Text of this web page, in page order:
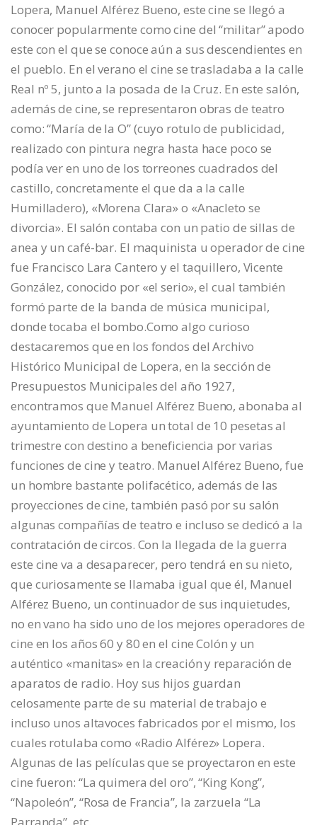
Lopera, Manuel Alférez Bueno, este cine se llegó a
conocer popularmente como cine del “militar” apodo
este con el que se conoce aún a sus descendientes en
el pueblo. En el verano el cine se trasladaba a la calle
Real nº 5, junto a la posada de la Cruz. En este salón,
además de cine, se representaron obras de teatro
como: “María de la O” (cuyo rotulo de publicidad,
realizado con pintura negra hasta hace poco se
podía ver en uno de los torreones cuadrados del
castillo, concretamente el que da a la calle
Humilladero), «Morena Clara» o «Anacleto se
divorcia». El salón contaba con un patio de sillas de
anea y un café-bar. El maquinista u operador de cine
fue Francisco Lara Cantero y el taquillero, Vicente
González, conocido por «el serio», el cual también
formó parte de la banda de música municipal,
donde tocaba el bombo.Como algo curioso
destacaremos que en los fondos del Archivo
Histórico Municipal de Lopera, en la sección de
Presupuestos Municipales del año 1927,
encontramos que Manuel Alférez Bueno, abonaba al
ayuntamiento de Lopera un total de 10 pesetas al
trimestre con destino a beneficiencia por varias
funciones de cine y teatro. Manuel Alférez Bueno, fue
un hombre bastante polifacético, además de las
proyecciones de cine, también pasó por su salón
algunas compañías de teatro e incluso se dedicó a la
contratación de circos. Con la llegada de la guerra
este cine va a desaparecer, pero tendrá en su nieto,
que curiosamente se llamaba igual que él, Manuel
Alférez Bueno, un continuador de sus inquietudes,
no en vano ha sido uno de los mejores operadores de
cine en los años 60 y 80 en el cine Colón y un
auténtico «manitas» en la creación y reparación de
aparatos de radio. Hoy sus hijos guardan
celosamente parte de su material de trabajo e
incluso unos altavoces fabricados por el mismo, los
cuales rotulaba como «Radio Alférez» Lopera.
Algunas de las películas que se proyectaron en este
cine fueron: “La quimera del oro”, “King Kong”,
“Napoleón”, “Rosa de Francia”, la zarzuela “La
Parranda”. etc.